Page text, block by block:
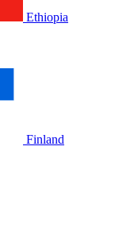
Ethiopia
Finland